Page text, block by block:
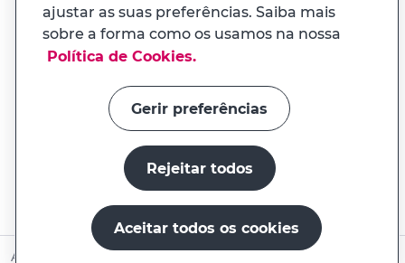
Ainda não é Cliente? Abrir conta online
ajustar as suas preferências. Saiba mais
sobre a forma como os usamos na nossa
Política de Cookies.
Gerir preferências
Rejeitar todos
Aceitar todos os cookies